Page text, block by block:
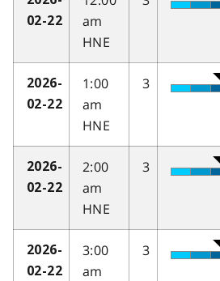
02-22
am
HNE
2026-
02-22
1:00
am
HNE
3
2026-
02-22
2:00
am
HNE
3
2026-
02-22
3:00
am
3